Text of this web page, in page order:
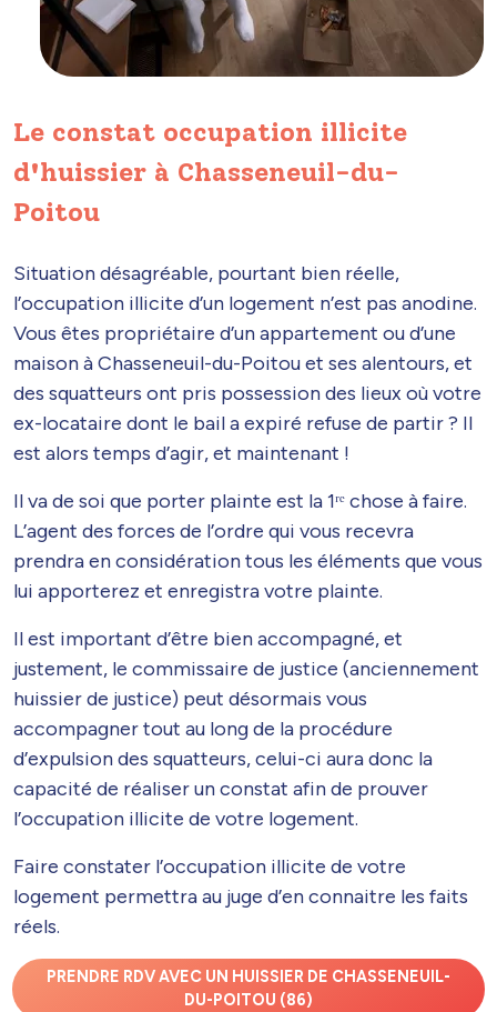
Le constat occupation illicite
d'huissier à Chasseneuil-du-
Poitou
Situation désagréable, pourtant bien réelle,
l’occupation illicite d’un logement n’est pas anodine.
Vous êtes propriétaire d’un appartement ou d’une
maison à Chasseneuil-du-Poitou et ses alentours, et
des squatteurs ont pris possession des lieux où votre
ex-locataire dont le bail a expiré refuse de partir ? Il
est alors temps d’agir, et maintenant !
Il va de soi que porter plainte est la 1ʳᵉ chose à faire.
L’agent des forces de l’ordre qui vous recevra
prendra en considération tous les éléments que vous
lui apporterez et enregistra votre plainte.
Il est important d’être bien accompagné, et
justement, le commissaire de justice (anciennement
huissier de justice) peut désormais vous
accompagner tout au long de la procédure
d’expulsion des squatteurs, celui-ci aura donc la
capacité de réaliser un constat afin de prouver
l’occupation illicite de votre logement.
Faire constater l’occupation illicite de votre
logement permettra au juge d’en connaitre les faits
réels.
PRENDRE RDV AVEC UN HUISSIER DE CHASSENEUIL-
DU-POITOU (86)